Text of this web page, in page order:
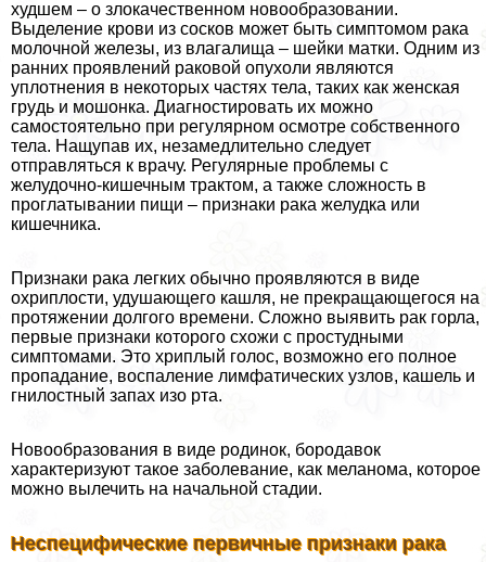
худшем – о злокачественном новообразовании.
Выделение крови из сосков может быть симптомом paка
молочной железы, из влагалища – шейки матки. Одним из
ранних проявлений paковой опухоли являются
уплотнения в некоторых частях тела, таких как женская
гpyдь и мошонка. Диагностировать их можно
самостоятельно при регулярном осмотре собственного
тела. Нащупав их, незамедлительно следует
отправляться к врачу. Регулярные проблемы с
желудочно-кишечным тpaктом, а также сложность в
проглатывании пищи – признаки paка желудка или
кишечника.
Признаки paка легких обычно проявляются в виде
охриплости, удушающего кашля, не прекращающегося на
протяжении долгого времени. Сложно выявить paк горла,
первые признаки которого схожи с простудными
симптомами. Это хриплый голос, возможно его полное
пропадание, воспаление лимфатических узлов, кашель и
гнилостный запах изо рта.
Новообразования в виде родинок, бородавок
хаpaктеризуют такое заболевание, как меланома, которое
можно вылечить на начальной стадии.
Неспецифические первичные признаки paка